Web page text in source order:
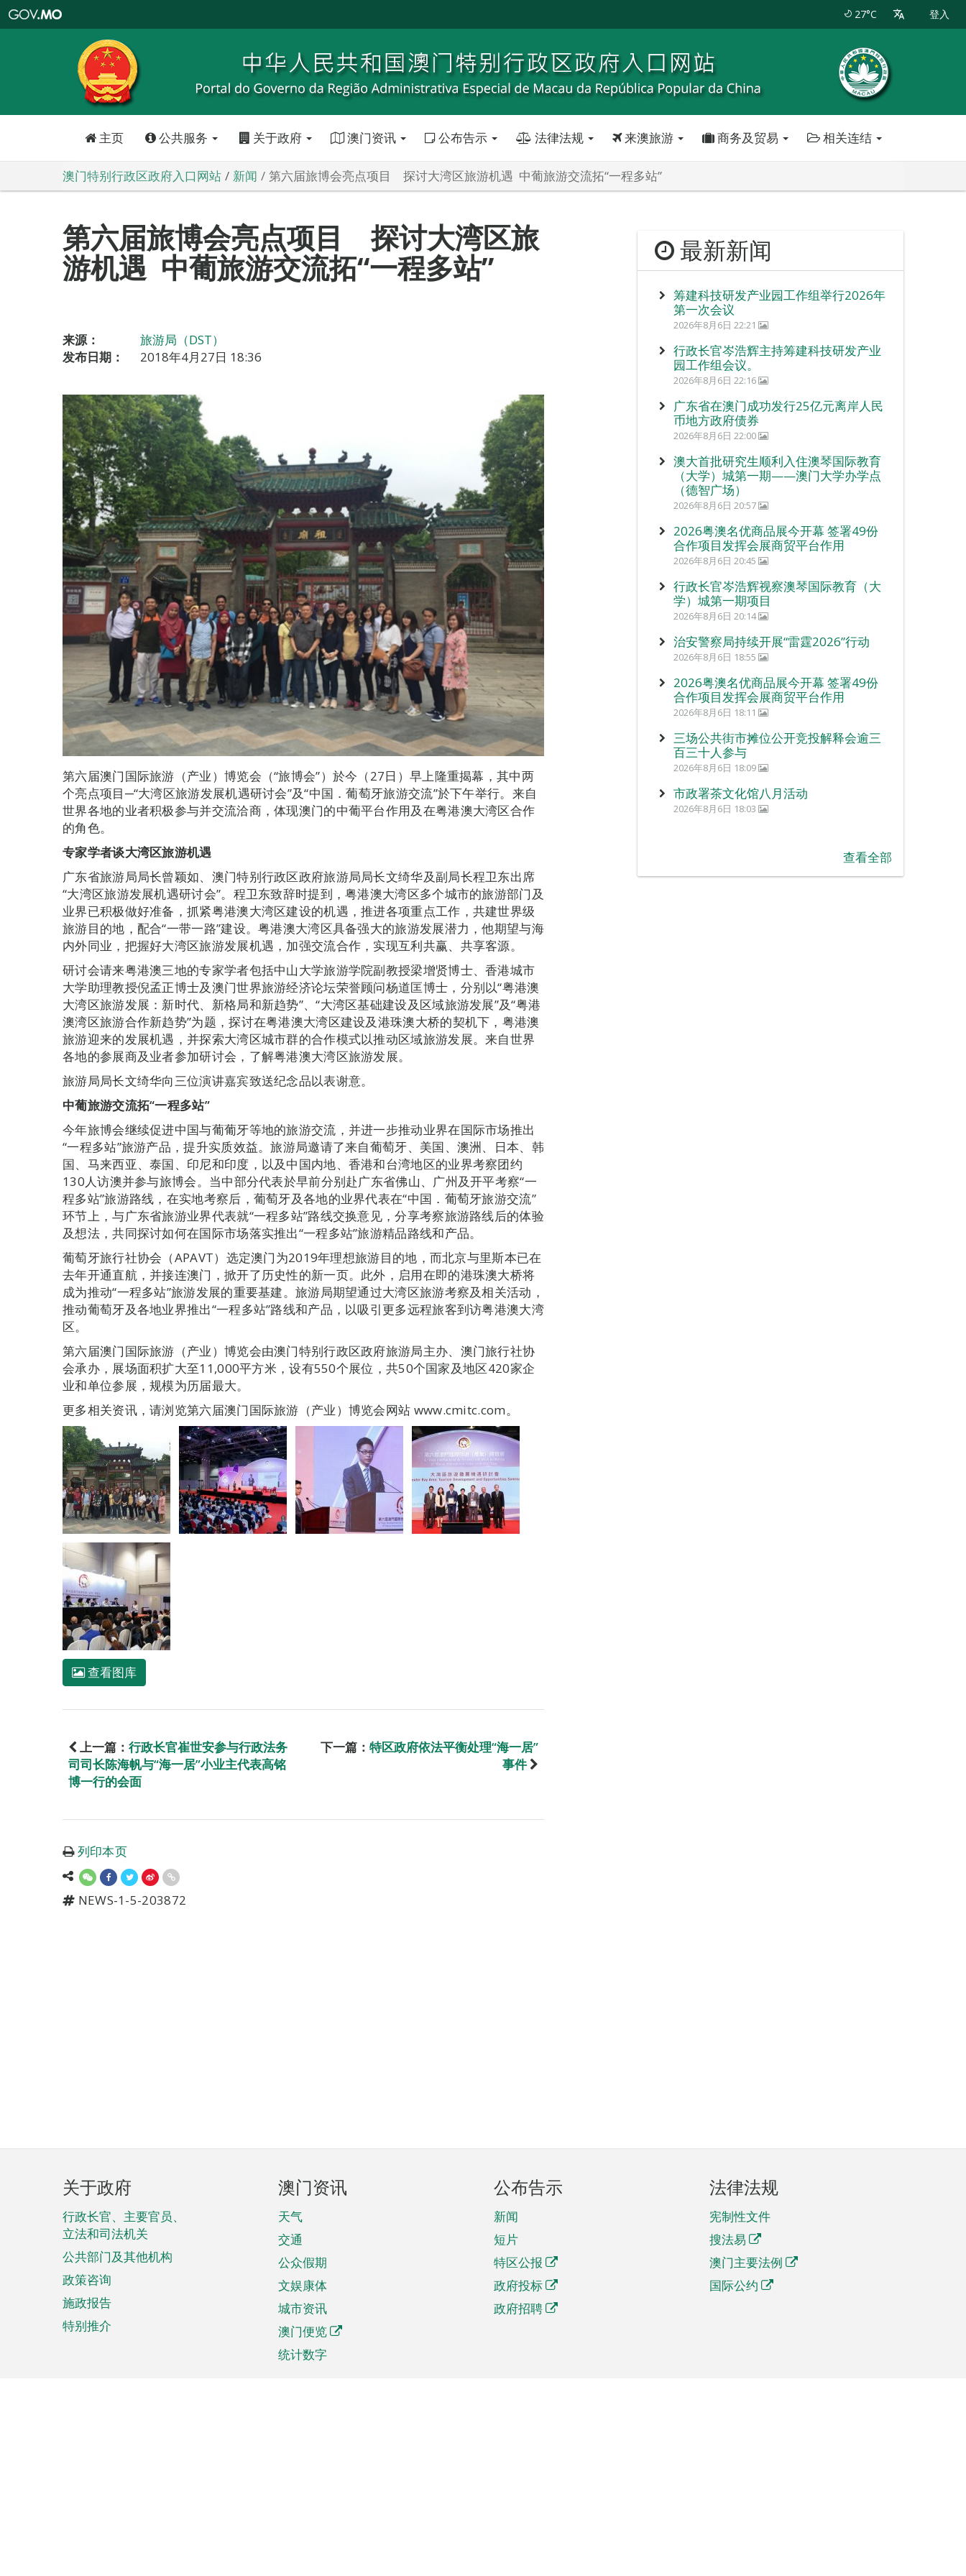
特
政
区
政
口
27°C 登入
主页 公共服务 关于政府 澳门资讯 公布告示 法律法规 来澳旅游 商务及贸易 相关连结
澳门特别行政区政府入口网站 新闻 第六届旅博会亮点项目 探讨大湾区旅游机遇 中葡旅游交流拓“一程多站”
第六届旅博会亮点项目 探讨大湾区旅
游机遇 中葡旅游交流拓“一程多站”
来源：
旅游局（DST）
发布日期：
2018年4月27日 18:36
第六届澳门国际旅游（产业）博览会（“旅博会”）於今（27日）早上隆重揭幕，其中两
个亮点项目─“大湾区旅游发展机遇研讨会”及“中国．葡萄牙旅游交流”於下午举行。来自
世界各地的业者积极参与并交流洽商，体现澳门的中葡平台作用及在粤港澳大湾区合作
的角色。
专家学者谈大湾区旅游机遇
广东省旅游局局长曾颖如、澳门特别行政区政府旅游局局长文绮华及副局长程卫东出席
“大湾区旅游发展机遇研讨会”。程卫东致辞时提到，粤港澳大湾区多个城市的旅游部门及
业界已积极做好准备，抓紧粤港澳大湾区建设的机遇，推进各项重点工作，共建世界级
旅游目的地，配合“一带一路”建设。粤港澳大湾区具备强大的旅游发展潜力，他期望与海
内外同业，把握好大湾区旅游发展机遇，加强交流合作，实现互利共赢、共享客源。
研讨会请来粤港澳三地的专家学者包括中山大学旅游学院副教授梁增贤博士、香港城市
大学助理教授倪孟正博士及澳门世界旅游经济论坛荣誉顾问杨道匡博士，分别以“粤港澳
大湾区旅游发展：新时代、新格局和新趋势”、“大湾区基础建设及区域旅游发展”及“粤港
澳湾区旅游合作新趋势”为题，探讨在粤港澳大湾区建设及港珠澳大桥的契机下，粤港澳
旅游迎来的发展机遇，并探索大湾区城市群的合作模式以推动区域旅游发展。来自世界
各地的参展商及业者参加研讨会，了解粤港澳大湾区旅游发展。
旅游局局长文绮华向三位演讲嘉宾致送纪念品以表谢意。
中葡旅游交流拓“一程多站”
今年旅博会继续促进中国与葡葡牙等地的旅游交流，并进一步推动业界在国际市场推出
“一程多站”旅游产品，提升实质效益。旅游局邀请了来自葡萄牙、美国、澳洲、日本、韩
国、马来西亚、泰国、印尼和印度，以及中国内地、香港和台湾地区的业界考察团约
130人访澳并参与旅博会。当中部分代表於早前分别赴广东省佛山、广州及开平考察“一
程多站”旅游路线，在实地考察后，葡萄牙及各地的业界代表在“中国．葡萄牙旅游交流”
环节上，与广东省旅游业界代表就“一程多站”路线交换意见，分享考察旅游路线后的体验
及想法，共同探讨如何在国际市场落实推出“一程多站”旅游精品路线和产品。
葡萄牙旅行社协会（APAVT）选定澳门为2019年理想旅游目的地，而北京与里斯本已在
去年开通直航，并接连澳门，掀开了历史性的新一页。此外，启用在即的港珠澳大桥将
成为推动“一程多站”旅游发展的重要基建。旅游局期望通过大湾区旅游考察及相关活动，
推动葡萄牙及各地业界推出“一程多站”路线和产品，以吸引更多远程旅客到访粤港澳大湾
区。
第六届澳门国际旅游（产业）博览会由澳门特别行政区政府旅游局主办、澳门旅行社协
会承办，展场面积扩大至11,000平方米，设有550个展位，共50个国家及地区420家企
业和单位参展，规模为历届最大。
更多相关资讯，请浏览第六届澳门国际旅游（产业）博览会网站 www.cmitc.com。
查看图库
上一篇： 行政长官崔世安参与行政法务
司司长陈海帆与“海一居”小业主代表高铭
博一行的会面
下一篇： 特区政府依法平衡处理“海一居”
事件
列印本页
NEWS-1-5-203872
最新新闻
筹建科技研发产业园工作组举行2026年
第一次会议
2026年8月6日 22:21
行政长官岑浩辉主持筹建科技研发产业
园工作组会议。
2026年8月6日 22:16
广东省在澳门成功发行25亿元离岸人民
币地方政府债券
2026年8月6日 22:00
澳大首批研究生顺利入住澳琴国际教育
（大学）城第一期——澳门大学办学点
（德智广场）
2026年8月6日 20:57
2026粤澳名优商品展今开幕 签署49份
合作项目发挥会展商贸平台作用
2026年8月6日 20:45
行政长官岑浩辉视察澳琴国际教育（大
学）城第一期项目
2026年8月6日 20:14
治安警察局持续开展“雷霆2026”行动
2026年8月6日 18:55
2026粤澳名优商品展今开幕 签署49份
合作项目发挥会展商贸平台作用
2026年8月6日 18:11
三场公共街市摊位公开竞投解释会逾三
百三十人参与
2026年8月6日 18:09
市政署茶文化馆八月活动
2026年8月6日 18:03
查看全部
页
脚
菜
单
关于政府
行政长官、主要官员、
立法和司法机关
公共部门及其他机构
政策咨询
施政报告
特别推介
澳门资讯
天气
交通
公众假期
文娱康体
城市资讯
澳门便览
统计数字
公布告示
新闻
短片
特区公报
政府投标
政府招聘
法律法规
宪制性文件
搜法易
澳门主要法例
国际公约